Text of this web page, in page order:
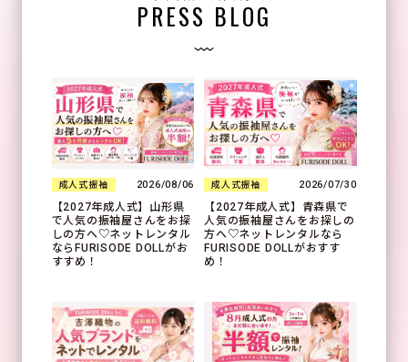
PRESS BLOG
成人式振袖 2026/08/06
【2027年成人式】山形県
で人気の振袖屋さんをお探
しの方へ♡ネットレンタル
ならFURISODE DOLLがお
すすめ！
成人式振袖 2026/07/30
【2027年成人式】青森県で
人気の振袖屋さんをお探しの
方へ♡ネットレンタルなら
FURISODE DOLLがおすす
め！